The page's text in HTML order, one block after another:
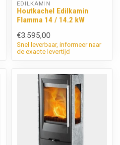
EDILKAMIN
Houtkachel Edilkamin
Flamma 14 / 14.2 kW
€3.595,00
Snel leverbaar, informeer naar
de exacte levertijd